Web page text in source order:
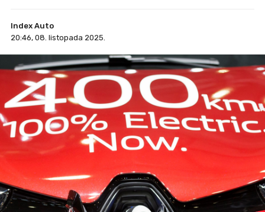
Index Auto
20:46, 08. listopada 2025.